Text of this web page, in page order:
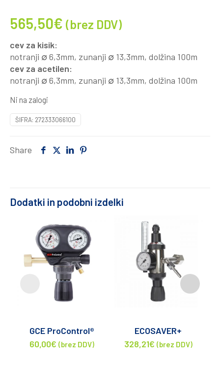
565,50€ (brez DDV)
cev za kisik:
notranji ∅ 6,3mm, zunanji ∅ 13,3mm, dolžina 100m
cev za acetilen:
notranji ∅ 6,3mm, zunanji ∅ 13,3mm, dolžina 100m
Ni na zalogi
ŠIFRA: 272333066100
Share
Dodatki in podobni izdelki
GCE ProControl®
60,00€ (brez DDV)
ECOSAVER+
328,21€ (brez DDV)